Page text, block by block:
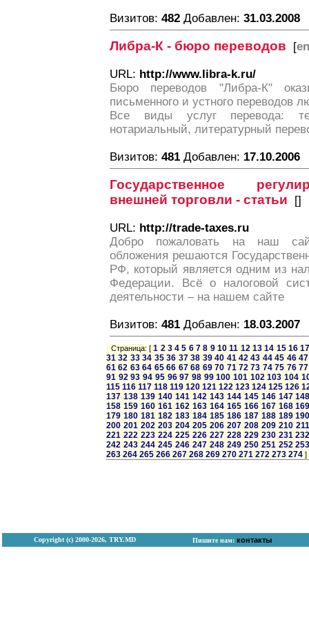
Визитов: 482 Добавлен: 31.03.2008
Либра-К - бюро переводов [en
URL: http://www.libra-k.ru/
Бюро переводов "Либра-К"
письменного и устного переводов
Все виды услуг перевода:
нотариальный, литературный
Визитов: 481 Добавлен: 17.10.2006
Государственное
внешней торговли - статьи []
URL: http://trade-taxes.ru
Добро пожаловать на наш
обложения решаются
РФ, который является одним из
Федерации. Всё о налоговой
деятельности – на нашем сайте
Визитов: 481 Добавлен: 18.03.2007
Страница: [1 2 3 4 5 6 7 8 9 10 11 12 13 14 15 16
31 32 33 34 35 36 37 38 39 40 41 42 43 44 45 46 47
61 62 63 64 65 66 67 68 69 70 71 72 73 74 75 76 77
91 92 93 94 95 96 97 98 99 100 101 102 103 104
115 116 117 118 119 120 121 122 123 124 125 126
137 138 139 140 141 142 143 144 145 146 147
158 159 160 161 162 163 164 165 166 167 168
179 180 181 182 183 184 185 186 187 188 189
200 201 202 203 204 205 206 207 208 209 210 211
221 222 223 224 225 226 227 228 229 230 231
242 243 244 245 246 247 248 249 250 251 252
263 264 265 266 267 268 269 270 271 272 273 274 ]
Copyright (с) 2000-2026, TRY.MD Пишите нам: контакты